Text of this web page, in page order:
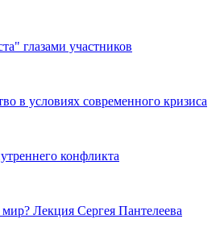
глазами участников
в условиях современного кризиса
конфликта
Лекция Сергея Пантелеева